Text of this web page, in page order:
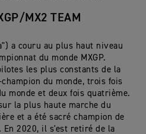
MX2 TEAM
a couru au plus haut niveau
du monde MXGP.
les plus constants de la
du monde, trois fois
monde et deux fois quatrième.
la plus haute marche du
et a été sacré champion de
En 2020, il s'est retiré de la